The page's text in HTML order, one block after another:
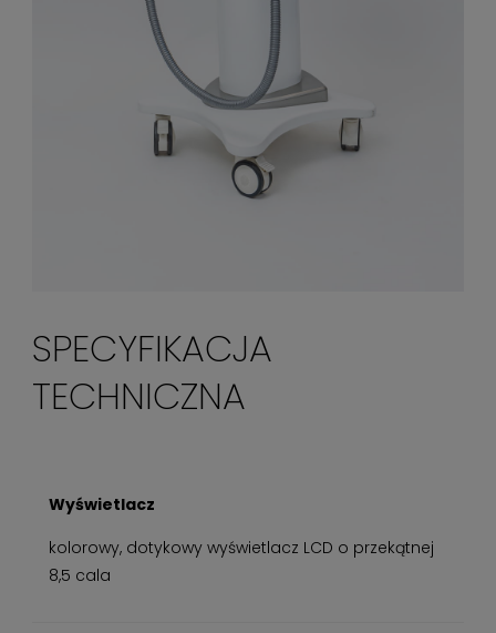
SPECYFIKACJA
TECHNICZNA
Wyświetlacz
kolorowy, dotykowy wyświetlacz LCD o przekątnej
8,5 cala